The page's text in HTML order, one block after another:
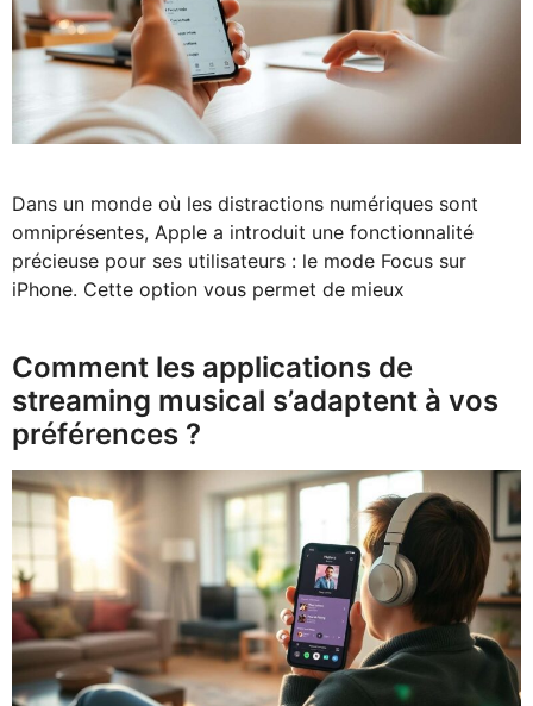
Dans un monde où les distractions numériques sont
omniprésentes, Apple a introduit une fonctionnalité
précieuse pour ses utilisateurs : le mode Focus sur
iPhone. Cette option vous permet de mieux
Comment les applications de
streaming musical s’adaptent à vos
préférences ?